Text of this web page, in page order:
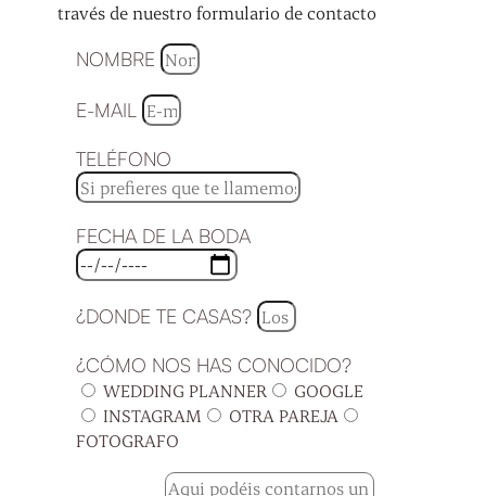
través de nuestro formulario de contacto
NOMBRE
E-MAIL
TELÉFONO
FECHA DE LA BODA
¿DONDE TE CASAS?
¿CÓMO NOS HAS CONOCIDO?
WEDDING PLANNER
GOOGLE
INSTAGRAM
OTRA PAREJA
FOTOGRAFO